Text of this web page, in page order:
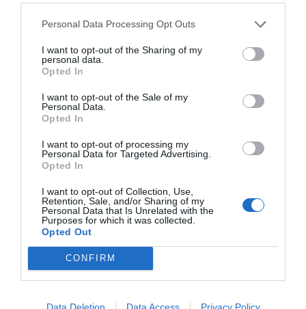
Personal Data Processing Opt Outs
I want to opt-out of the Sharing of my
personal data.
Opted In
I want to opt-out of the Sale of my
Personal Data.
Opted In
I want to opt-out of processing my
Personal Data for Targeted Advertising.
Opted In
I want to opt-out of Collection, Use,
Retention, Sale, and/or Sharing of my
Personal Data that Is Unrelated with the
Purposes for which it was collected.
Opted Out
CONFIRM
Data Deletion Data Access Privacy Policy
Xante EN/PRESS Digital Multi-Media
Digitalni laserski štampač za brzu
proizvodnju koverti i obrazaca
Pogledaj još